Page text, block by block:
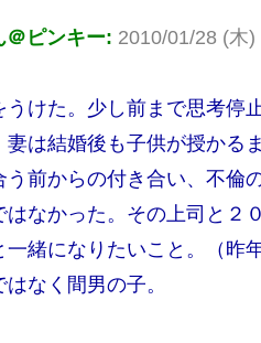
＠ピンキー: 2010/01/28 (木
うけた。少し前まで思考停
妻は結婚後も子供が授かる
う前からの付き合い、不倫
はなかった。その上司と２
一緒になりたいこと。（昨
なく間男の子。